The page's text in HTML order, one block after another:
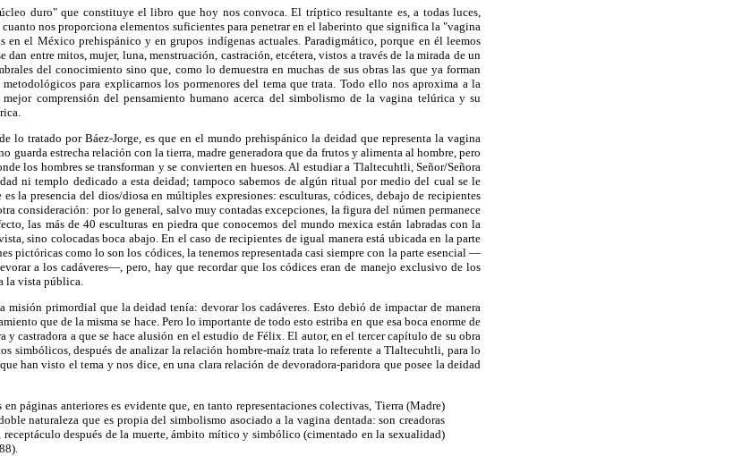
duro" que constituye el libro que hoy nos convoca. El tríptico resultante es, a todas luces,
nos proporciona elementos suficientes para penetrar en el laberinto que significa la "vagina
en el México prehispánico y en grupos indígenas actuales. Paradigmático, porque en él leemos
dan entre mitos, mujer, luna, menstruación, castración, etcétera, vistos a través de la mirada de un
del conocimiento sino que, como lo demuestra en muchas de sus obras las que ya forman
para explicarnos los pormenores del tema que trata. Todo ello nos aproxima a la
comprensión del pensamiento humano acerca del simbolismo de la vagina telúrica y su
lo tratado por Báez-Jorge, es que en el mundo prehispánico la deidad que representa la vagina
guarda estrecha relación con la tierra, madre generadora que da frutos y alimenta al hombre, pero
los hombres se transforman y se convierten en huesos. Al estudiar a Tlaltecuhtli, Señor/Señora
ni templo dedicado a esta deidad; tampoco sabemos de algún ritual por medio del cual se le
la presencia del dios/diosa en múltiples expresiones: esculturas, códices, debajo de recipientes
consideración: por lo general, salvo muy contadas excepciones, la figura del númen permanece
las más de 40 esculturas en piedra que conocemos del mundo mexica están labradas con la
sino colocadas boca abajo. En el caso de recipientes de igual manera está ubicada en la parte
pictóricas como lo son los códices, la tenemos representada casi siempre con la parte esencial —
a los cadáveres—, pero, hay que recordar que los códices eran de manejo exclusivo de los
la vista pública.
misión primordial que la deidad tenía: devorar los cadáveres. Esto debió de impactar de manera
que de la misma se hace. Pero lo importante de todo esto estriba en que esa boca enorme de
castradora a que se hace alusión en el estudio de Félix. El autor, en el tercer capítulo de su obra
simbólicos, después de analizar la relación hombre-maíz trata lo referente a Tlaltecuhtli, para lo
han visto el tema y nos dice, en una clara relación de devoradora-paridora que posee la deidad
en páginas anteriores es evidente que, en tanto representaciones colectivas, Tierra (Madre)
naturaleza que es propia del simbolismo asociado a la vagina dentada: son creadoras
después de la muerte, ámbito mítico y simbólico (cimentado en la sexualidad)